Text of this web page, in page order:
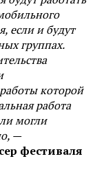
если и будут
группах.
которой
работа
могли
—
фестиваля